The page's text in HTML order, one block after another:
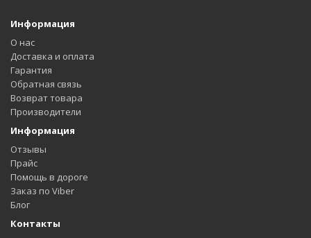
Информация
О нас
Доставка и оплата
Гарантия
Обратная связь
Возврат товара
Производители
Информация
Отзывы
Прайс
Помощь в дороге
Заказ по Viber
Блог
Контакты